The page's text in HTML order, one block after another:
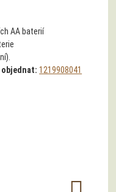
AA baterií
objednat:1219908041